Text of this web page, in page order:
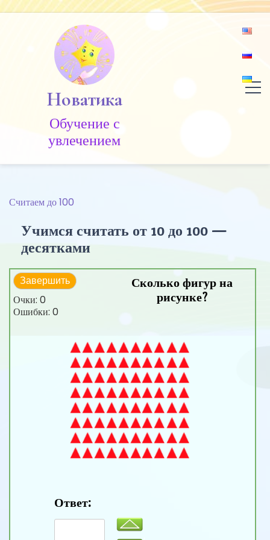
Skip
Новатика
Обучение c
увлечением
Считаем до 100
Учимся считать от 10 до 100 —
десятками
Завершить
Очки: 0
Ошибки: 0
Сколько фигур на
рисунке?
Ответ: